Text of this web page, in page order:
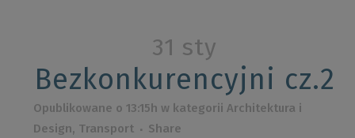
31 sty
Bezkonkurencyjni cz.2
Opublikowane o 13:15h w kategoriiArchitektura i
Design, Transport Share